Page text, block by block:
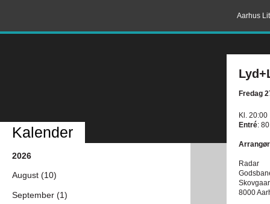
Aarhus
Fredag
Kl. 20:00
Entré: 80
Radar
8000
Kalender
2026
August (10)
September (1)